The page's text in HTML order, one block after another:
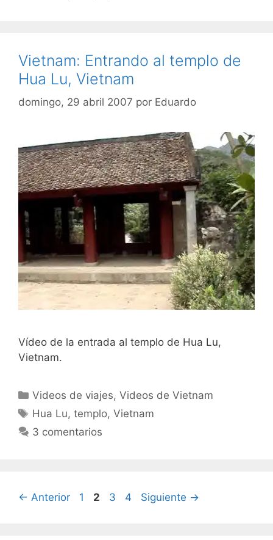
Vietnam: Entrando al templo de
Hua Lu, Vietnam
domingo, 29 abril 2007 por Eduardo
Vídeo de la entrada al templo de Hua Lu,
Vietnam.
Categorías
Videos de viajes,Videos de Vietnam
Etiquetas
Hua Lu,templo,Vietnam
3 comentarios
← Anterior Página
1 Página
2 Página
3 Página
4 Siguiente →